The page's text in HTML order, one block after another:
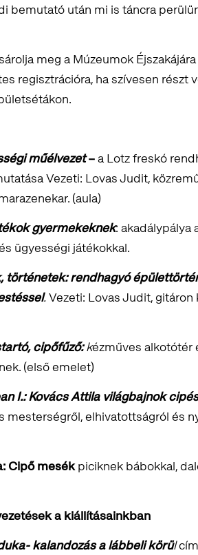
bemutató után mi is táncra
meg a Múzeumok
regisztrációra, ha szívesen részt
műélvezet–a Lotz freskó
Vezeti: Lovas Judit,
(aula)
gyermekeknek: akadálypálya
ügyességi játékokkal.
történetek: rendhagyó
.Vezeti: Lovas Judit,
cipőfűző:kézműves alkotótér
(első emelet)
I.: Kovács Attila világbajnok
mesterségről, elhivatottságról és
Cipő mesékpiciknek bábokkal,
a kiállításainkban
kalandozás a lábbeli körül